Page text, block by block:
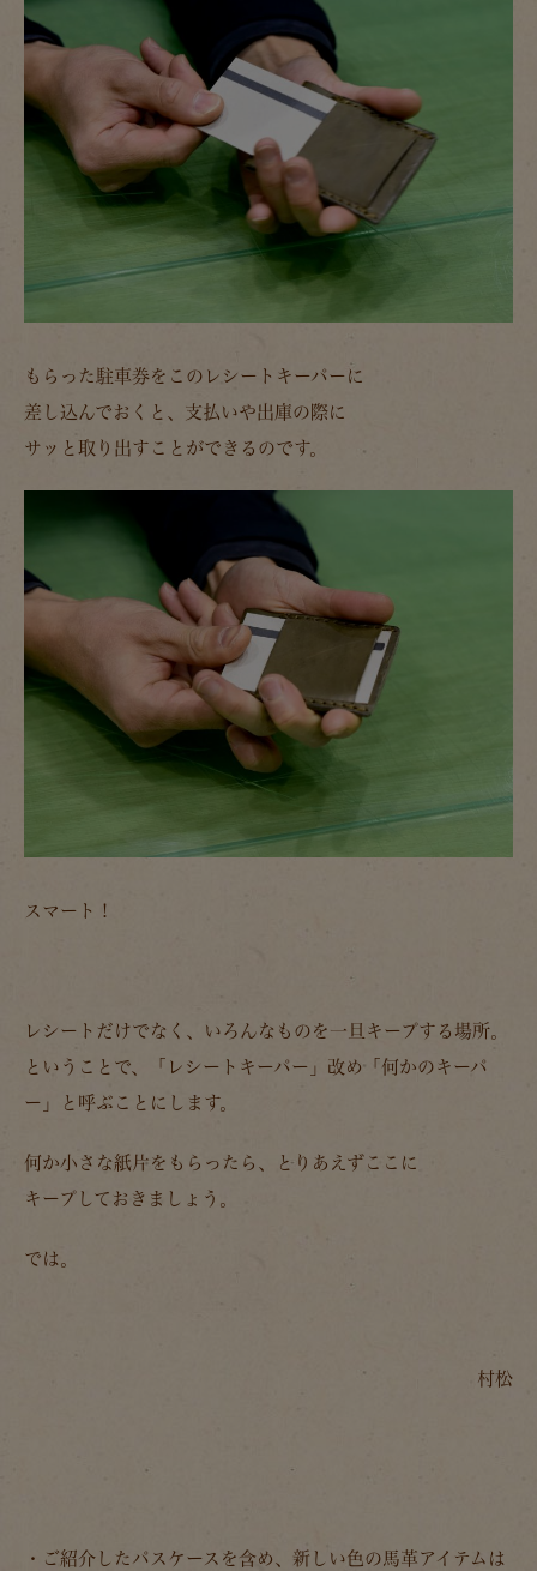
もらった駐車券をこのレシートキーパーに
差し込んでおくと、支払いや出庫の際に
サッと取り出すことができるのです。
スマート！
レシートだけでなく、いろんなものを一旦キープする場所。
ということで、「レシートキーパー」改め「何かのキーパ
ー」と呼ぶことにします。
何か小さな紙片をもらったら、とりあえずここに
キープしておきましょう。
では。
村松
・ご紹介したパスケースを含め、新しい色の馬革アイテムは